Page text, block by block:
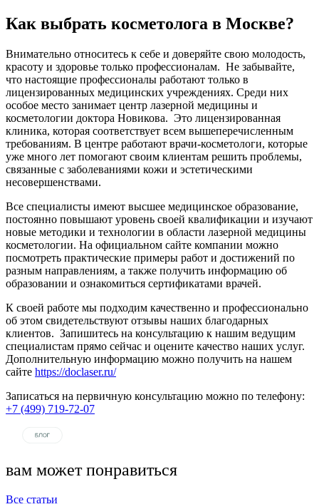
Как выбрать косметолога в Москве?
Внимательно относитесь к себе и доверяйте свою молодость,
красоту и здоровье только профессионалам. Не забывайте,
что настоящие профессионалы работают только в
лицензированных медицинских учреждениях. Среди них
особое место занимает центр лазерной медицины и
косметологии доктора Новикова. Это лицензированная
клиника, которая соответствует всем вышеперечисленным
требованиям. В центре работают врачи-косметологи, которые
уже много лет помогают своим клиентам решить проблемы,
связанные с заболеваниями кожи и эстетическими
несовершенствами.
Все специалисты имеют высшее медицинское образование,
постоянно повышают уровень своей квалификации и изучают
новые методики и технологии в области лазерной медицины
косметологии. На официальном сайте компании можно
посмотреть практические примеры работ и достижений по
разным направлениям, а также получить информацию об
образовании и ознакомиться сертификатами врачей.
К своей работе мы подходим качественно и профессионально
об этом свидетельствуют отзывы наших благодарных
клиентов. Запишитесь на консультацию к нашим ведущим
специалистам прямо сейчас и оцените качество наших услуг.
Дополнительную информацию можно получить на нашем
сайте https://doclaser.ru/
Записаться на первичную консультацию можно по телефону:
+7 (499) 719-72-07
вам может понравиться
Все статьи